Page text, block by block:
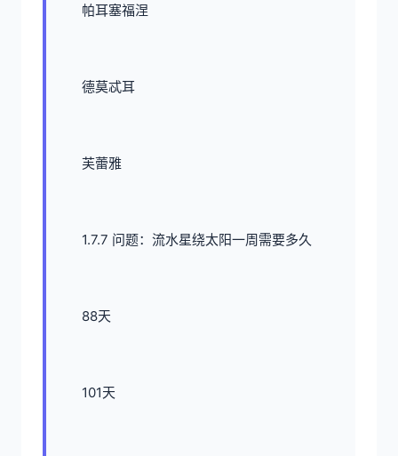
帕耳塞福涅
德莫忒耳
芙蕾雅
1.7.7 问题：流水星绕太阳一周需要多久
88天
101天